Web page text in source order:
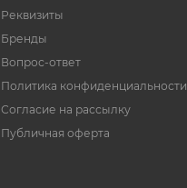
Реквизиты
Бренды
Вопрос-ответ
Политика конфиденциальности
Согласие на рассылку
Публичная оферта